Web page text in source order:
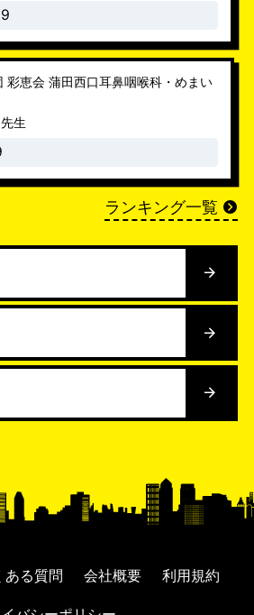
彩恵会 蒲田西口耳鼻咽喉科・めまい
先生
ランキング一覧
ある質問 会社概要 利用規約